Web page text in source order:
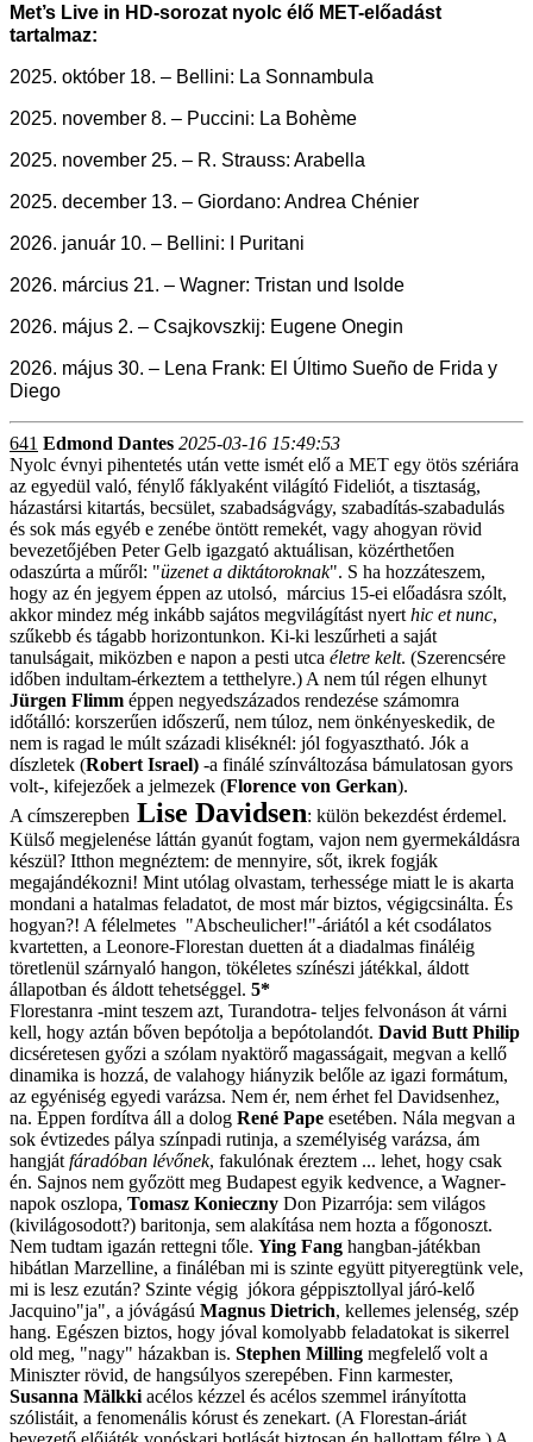
Met’s Live in HD-sorozat nyolc élő MET-előadást
tartalmaz:
2025. október 18. – Bellini: La Sonnambula
2025. november 8. – Puccini: La Bohème
2025. november 25. – R. Strauss: Arabella
2025. december 13. – Giordano: Andrea Chénier
2026. január 10. – Bellini: I Puritani
2026. március 21. – Wagner: Tristan und Isolde
2026. május 2. – Csajkovszkij: Eugene Onegin
2026. május 30. – Lena Frank: El Último Sueño de Frida y
Diego
641 Edmond Dantes 2025-03-16 15:49:53
Nyolc évnyi pihentetés után vette ismét elő a MET egy ötös szériára
az egyedül való, fénylő fáklyaként világító Fideliót, a tisztaság,
házastársi kitartás, becsület, szabadságvágy, szabadítás-szabadulás
és sok más egyéb e zenébe öntött remekét, vagy ahogyan rövid
bevezetőjében Peter Gelb igazgató aktuálisan, közérthetően
odaszúrta a műről: "üzenet a diktátoroknak". S ha hozzáteszem,
hogy az én jegyem éppen az utolsó, március 15-ei előadásra szólt,
akkor mindez még inkább sajátos megvilágítást nyert hic et nunc,
szűkebb és tágabb horizontunkon. Ki-ki leszűrheti a saját
tanulságait, miközben e napon a pesti utca életre kelt. (Szerencsére
időben indultam-érkeztem a tetthelyre.) A nem túl régen elhunyt
Jürgen Flimm éppen negyedszázados rendezése számomra
időtálló: korszerűen időszerű, nem túloz, nem önkényeskedik, de
nem is ragad le múlt századi kliséknél: jól fogyasztható. Jók a
díszletek (Robert Israel) -a finálé színváltozása bámulatosan gyors
volt-, kifejezőek a jelmezek (Florence von Gerkan).
A címszerepben Lise Davidsen: külön bekezdést érdemel.
Külső megjelenése láttán gyanút fogtam, vajon nem gyermekáldásra
készül? Itthon megnéztem: de mennyire, sőt, ikrek fogják
megajándékozni! Mint utólag olvastam, terhessége miatt le is akarta
mondani a hatalmas feladatot, de most már biztos, végigcsinálta. És
hogyan?! A félelmetes "Abscheulicher!"-áriától a két csodálatos
kvartetten, a Leonore-Florestan duetten át a diadalmas fináléig
töretlenül szárnyaló hangon, tökéletes színészi játékkal, áldott
állapotban és áldott tehetséggel. 5*
Florestanra -mint teszem azt, Turandotra- teljes felvonáson át várni
kell, hogy aztán bőven bepótolja a bepótolandót. David Butt Philip
dicséretesen győzi a szólam nyaktörő magasságait, megvan a kellő
dinamika is hozzá, de valahogy hiányzik belőle az igazi formátum,
az egyéniség egyedi varázsa. Nem ér, nem érhet fel Davidsenhez,
na. Éppen fordítva áll a dolog René Pape esetében. Nála megvan a
sok évtizedes pálya színpadi rutinja, a személyiség varázsa, ám
hangját fáradóban lévőnek, fakulónak éreztem ... lehet, hogy csak
én. Sajnos nem győzött meg Budapest egyik kedvence, a Wagner-
napok oszlopa, Tomasz Konieczny Don Pizarrója: sem világos
(kivilágosodott?) baritonja, sem alakítása nem hozta a főgonoszt.
Nem tudtam igazán rettegni tőle. Ying Fang hangban-játékban
hibátlan Marzelline, a fináléban mi is szinte együtt pityeregtünk vele,
mi is lesz ezután? Szinte végig jókora géppisztollyal járó-kelő
Jacquino"ja", a jóvágású Magnus Dietrich, kellemes jelenség, szép
hang. Egészen biztos, hogy jóval komolyabb feladatokat is sikerrel
old meg, "nagy" házakban is. Stephen Milling megfelelő volt a
Miniszter rövid, de hangsúlyos szerepében. Finn karmester,
Susanna Mälkki acélos kézzel és acélos szemmel irányította
szólistáit, a fenomenális kórust és zenekart. (A Florestan-áriát